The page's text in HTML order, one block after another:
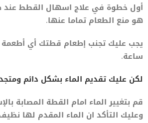
أول خطوة في علاج اسهال القطط
هو منع الطعام تماما عنها.
ساعة.
لكن عليك تقديم الماء بشكل دائم
قم بتغيير الماء امام القطة المصابة
وعليك التأكد ان الماء المقدم لها